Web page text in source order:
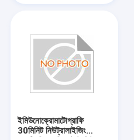
ইমিউনোক্রোমাটোগ্রাফি
30মিনিট নিউট্রালাইজিং